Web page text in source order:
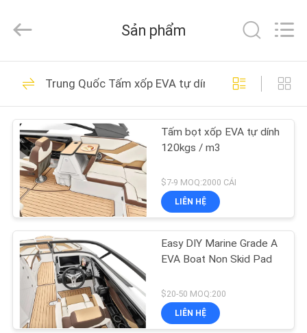
TRANG
CHỦ
CÁC
SẢN
PHẨM
VIDEO
VỀ
CHÚNG
TÔI
Rights
Reserved.
ECER
Tấm ván sàn thuyền
bọt EVA
20
Tấm bọt biển EVA
18
Sản phẩm
Trung Quốc Tấm xốp EVA tự dính
Tấm bọt xốp EVA tự dính
120kgs / m3
$7-9 MOQ:2000 CÁI
LIÊN HỆ
Easy DIY Marine Grade A
EVA Boat Non Skid Pad
$20-50 MOQ:200
LIÊN HỆ